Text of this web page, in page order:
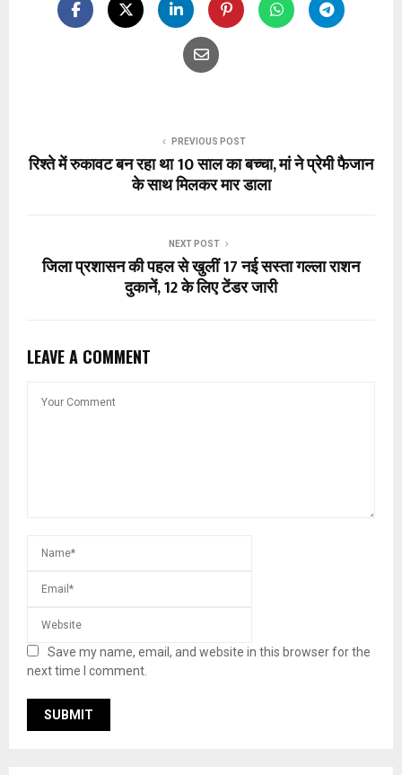
PREVIOUS POST
रिश्ते में रुकावट बन रहा था 10 साल का बच्चा, मां ने प्रेमी फैजान
के साथ मिलकर मार डाला
NEXT POST
जिला प्रशासन की पहल से खुलीं 17 नई सस्ता गल्ला राशन
दुकानें, 12 के लिए टेंडर जारी
LEAVE A COMMENT
Save my name, email, and website in this browser for the
next time I comment.